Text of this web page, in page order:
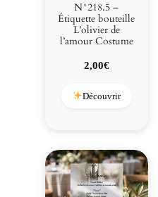
N°218.5 –
Étiquette bouteille
L’olivier de
l’amour Costume
2,00€
Découvrir